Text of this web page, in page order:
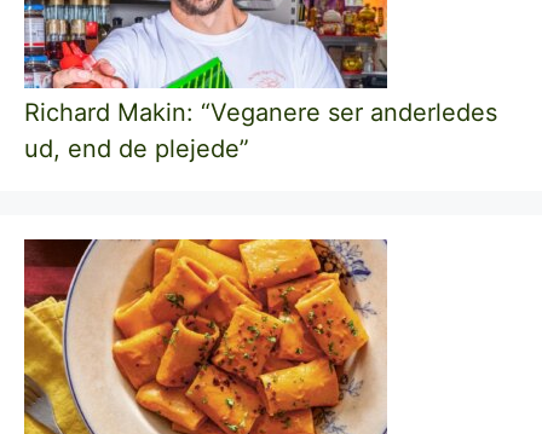
Richard Makin: “Veganere ser anderledes
ud, end de plejede”